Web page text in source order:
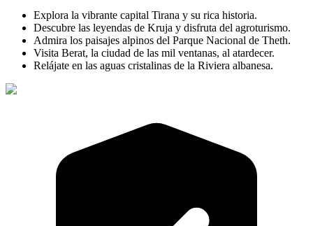
Explora la vibrante capital Tirana y su rica historia.
Descubre las leyendas de Kruja y disfruta del agroturismo.
Admira los paisajes alpinos del Parque Nacional de Theth.
Visita Berat, la ciudad de las mil ventanas, al atardecer.
Relájate en las aguas cristalinas de la Riviera albanesa.